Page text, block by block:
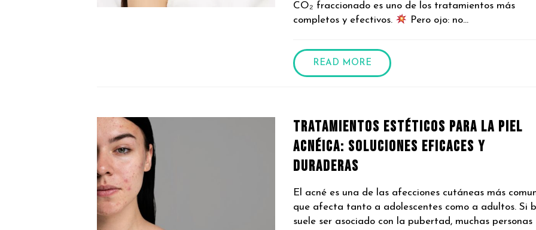
CO₂ fraccionado es uno de los tratamientos más
completos y efectivos.
Pero ojo: no...
READ MORE
Tratamientos Estéticos para la Piel
Acnéica: Soluciones Eficaces y
Duraderas
El acné es una de las afecciones cutáneas más
que afecta tanto a adolescentes como a adultos. Si
suele ser asociado con la pubertad, muchas personas